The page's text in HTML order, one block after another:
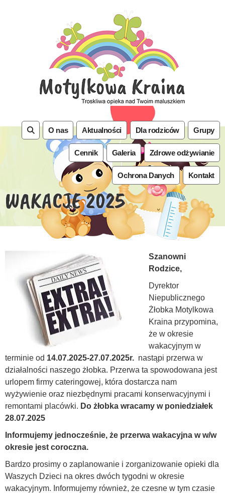
O nas Aktualności Dla rodziców Grupy
Cennik Galeria Zdrowe odżywianie
Ochrona Danych Kontakt
WAKACJE 2025
Szanowni
Rodzice,
Dyrektor
Niepublicznego
Żłobka Motylkowa
Kraina przypomina,
że w okresie
wakacyjnym w
terminie od 14.07.2025-27.07.2025r. nastąpi przerwa w
działalności naszego żłobka. Przerwa ta spowodowana jest
urlopem firmy cateringowej, która dostarcza nam
wyżywienie oraz niezbędnymi pracami konserwacyjnymi i
remontami placówki. Do żłobka wracamy w poniedziałek
28.07.2025
Informujemy jednocześnie, że przerwa wakacyjna w w/w
okresie jest coroczna.
Bardzo prosimy o zaplanowanie i zorganizowanie opieki dla
Waszych Dzieci na okres dwóch tygodni w okresie
wakacyjnym. Informujemy również, że czesne w tym czasie